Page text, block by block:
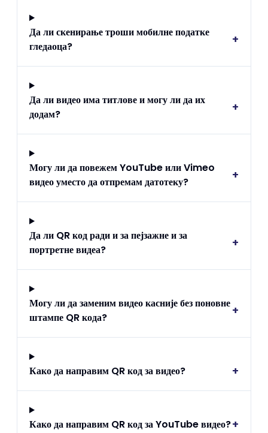
Да ли скенирање троши мобилне податке
гледаоца?
+
Да ли видео има титлове и могу ли да их
додам?
+
Могу ли да повежем YouTube или Vimeo
видео уместо да отпремам датотеку?
+
Да ли QR код ради и за пејзажне и за
портретне видеа?
+
Могу ли да заменим видео касније без поновне
штампе QR кода?
+
Како да направим QR код за видео? +
Како да направим QR код за YouTube видео?+